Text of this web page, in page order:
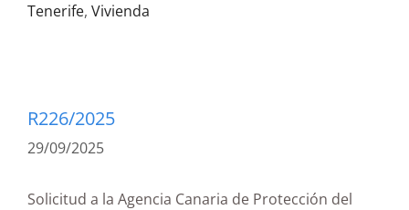
Tenerife, Vivienda
R226/2025
29/09/2025
Solicitud a la Agencia Canaria de Protección del